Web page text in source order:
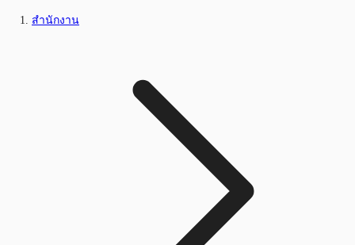
สำนักงาน